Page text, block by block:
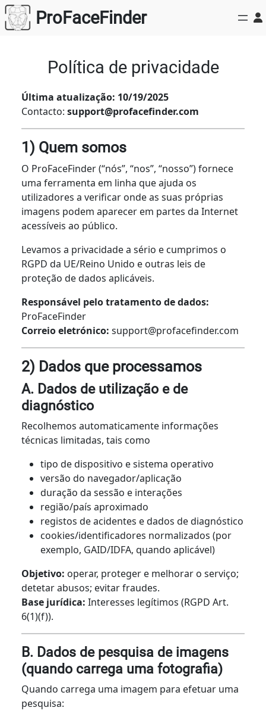
Saltar
para
ProFaceFinder
Política de privacidade
Última atualização: 10/19/2025
Contacto: support@profacefinder.com
1) Quem somos
O ProFaceFinder (“nós”, “nos”, “nosso”) fornece
uma ferramenta em linha que ajuda os
utilizadores a verificar onde as suas próprias
imagens podem aparecer em partes da Internet
acessíveis ao público.
Levamos a privacidade a sério e cumprimos o
RGPD da UE/Reino Unido e outras leis de
proteção de dados aplicáveis.
Responsável pelo tratamento de dados:
ProFaceFinder
Correio eletrónico: support@profacefinder.com
2) Dados que processamos
A. Dados de utilização e de
diagnóstico
Recolhemos automaticamente informações
técnicas limitadas, tais como
tipo de dispositivo e sistema operativo
versão do navegador/aplicação
duração da sessão e interações
região/país aproximado
registos de acidentes e dados de diagnóstico
cookies/identificadores normalizados (por
exemplo, GAID/IDFA, quando aplicável)
Objetivo: operar, proteger e melhorar o serviço;
detetar abusos; evitar fraudes.
Base jurídica: Interesses legítimos (RGPD Art.
6(1)(f)).
B. Dados de pesquisa de imagens
(quando carrega uma fotografia)
Quando carrega uma imagem para efetuar uma
pesquisa: